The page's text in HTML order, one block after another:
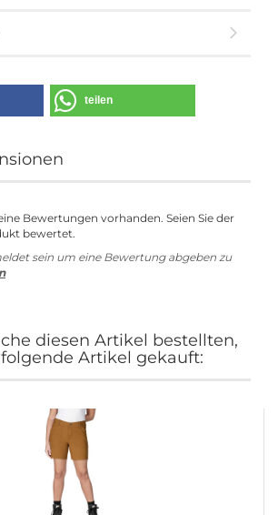
teilen
Bewertungen vorhanden. Seien Sie der
bewertet.
sein um eine Bewertung abgeben zu
diesen Artikel bestellten,
Artikel gekauft: